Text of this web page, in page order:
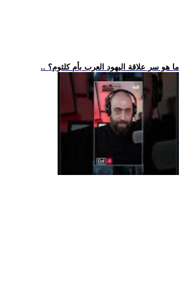
.. ما هو سر علاقة اليهود العرب بأم كلثوم؟